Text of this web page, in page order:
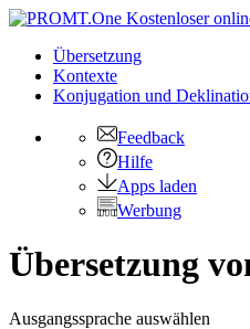
Übersetzung
Kontexte
Konjugation und
Feedback
Hilfe
Apps laden
Werbung
Übersetzung
Ausgangssprache auswählen